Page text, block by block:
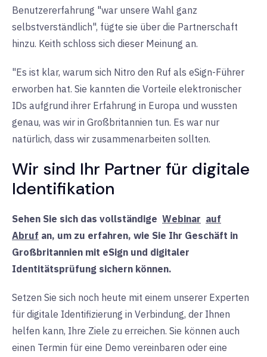
Benutzererfahrung "war unsere Wahl ganz
selbstverständlich", fügte sie über die Partnerschaft
hinzu. Keith schloss sich dieser Meinung an.
"Es ist klar, warum sich Nitro den Ruf als eSign-Führer
erworben hat. Sie kannten die Vorteile elektronischer
IDs aufgrund ihrer Erfahrung in Europa und wussten
genau, was wir in Großbritannien tun. Es war nur
natürlich, dass wir zusammenarbeiten sollten.
Wir sind Ihr Partner für digitale
Identifikation
Sehen Sie sich das vollständige Webinar auf
Abruf an, um zu erfahren, wie Sie Ihr Geschäft in
Großbritannien mit eSign und digitaler
Identitätsprüfung sichern können.
Setzen Sie sich noch heute mit einem unserer Experten
für digitale Identifizierung in Verbindung, der Ihnen
helfen kann, Ihre Ziele zu erreichen. Sie können auch
einen Termin für eine Demo vereinbaren oder eine